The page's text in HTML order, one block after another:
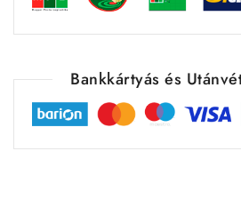
Bankkártyás és